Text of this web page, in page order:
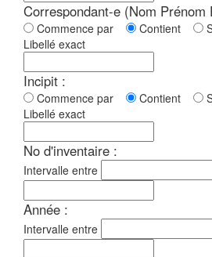
Correspondant-e (Nom Prénom
Commence par Contient
Libellé exact
Incipit :
Commence par Contient
Libellé exact
No d'inventaire :
Intervalle entre
Année :
Intervalle entre